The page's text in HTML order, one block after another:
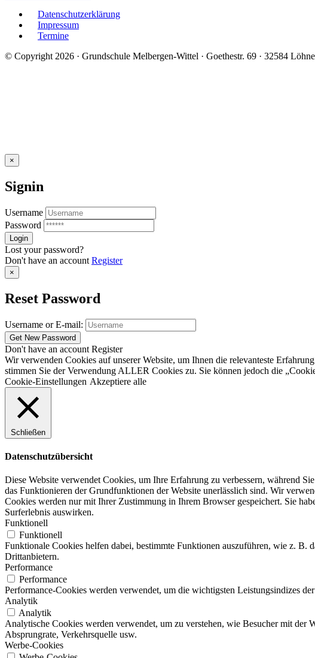
Datenschutzerklärung
Impressum
Termine
© Copyright 2026 · Grundschule Melbergen-Wittel · Goethestr. 69 · 32584 Löhne
×
Signin
Username
Password
Lost your password?
Don't have an account Register
×
Reset Password
Username or E-mail:
Don't have an account Register
Wir verwenden Cookies auf unserer Website, um Ihnen die relevanteste
stimmen Sie der Verwendung ALLER Cookies zu. Sie können jedoch die
Cookie-Einstellungen Akzeptiere alle
Schließen
Datenschutzübersicht
Diese Website verwendet Cookies, um Ihre Erfahrung zu verbessern, während
das Funktionieren der Grundfunktionen der Website unerlässlich sind. Wir
Cookies werden nur mit Ihrer Zustimmung in Ihrem Browser gespeichert. Sie
Surferlebnis auswirken.
Funktionell
Funktionell
Funktionale Cookies helfen dabei, bestimmte Funktionen auszuführen, wie z. B.
Drittanbietern.
Performance
Performance
Performance-Cookies werden verwendet, um die wichtigsten Leistungsindizes
Analytik
Analytik
Analytische Cookies werden verwendet, um zu verstehen, wie Besucher mit
Absprungrate, Verkehrsquelle usw.
Werbe-Cookies